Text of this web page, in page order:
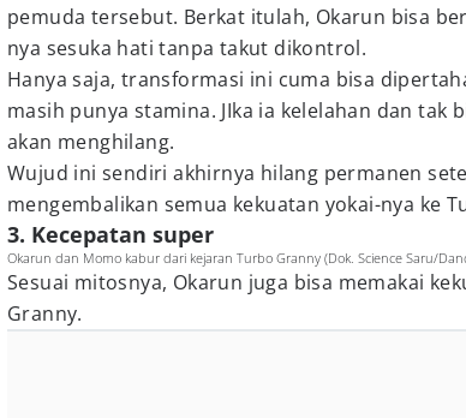
pemuda tersebut. Berkat itulah, Okarun bisa
nya sesuka hati tanpa takut dikontrol.
Hanya saja, transformasi ini cuma bisa
masih punya stamina. JIka ia kelelahan dan tak
akan menghilang.
Wujud ini sendiri akhirnya hilang permanen
mengembalikan semua kekuatan yokai-nya ke
3. Kecepatan super
Okarun dan Momo kabur dari kejaran Turbo Granny (Dok. Science Saru/
Sesuai mitosnya, Okarun juga bisa memakai
Granny.